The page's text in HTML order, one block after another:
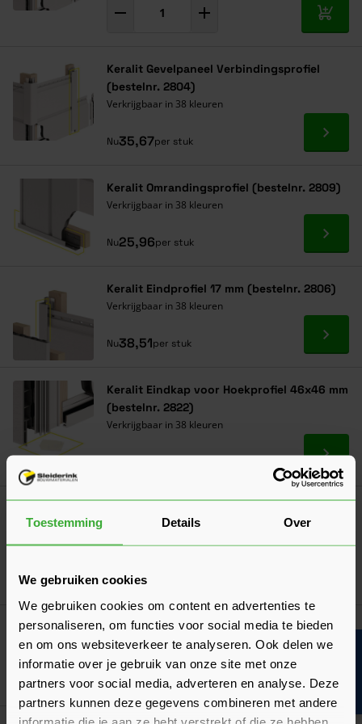
Toestemming Details Over
We gebruiken cookies
We gebruiken cookies om content en advertenties te
personaliseren, om functies voor social media te bieden
en om ons websiteverkeer te analyseren. Ook delen we
informatie over je gebruik van onze site met onze
partners voor social media, adverteren en analyse. Deze
partners kunnen deze gegevens combineren met andere
informatie die je aan ze hebt verstrekt of die ze hebben
In
Keralit Gevelpaneel Verbindingsprofiel
(bestelnr. 2804)
Verkrijgbaar in 38 kleuren
Nu35,67per stuk Ga
Keralit Omrandingsprofiel (bestelnr. 2809)
Verkrijgbaar in 38 kleuren
Nu25,96per stuk Ga
Keralit Eindprofiel 17 mm (bestelnr. 2806)
Verkrijgbaar in 38 kleuren
Nu38,51per stuk Ga
Keralit Eindkap voor Hoekprofiel 46x46 mm
(bestelnr. 2822)
Verkrijgbaar in 38 kleuren
5,76 Ga
(bestelnr. 2811)
Verkrijgbaar in 38 kleuren
Nu55,54
Keralit Folie Kleurstift (bestelnr. 2862)
Verkrijgbaar in 17 kleuren
Nu32,55per stuk Ga